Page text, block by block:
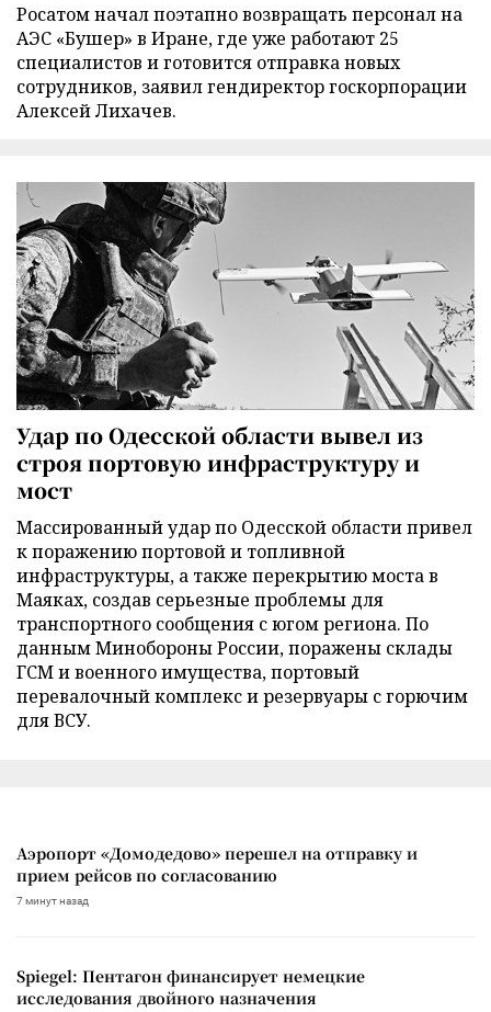
Росатом начал поэтапно возвращать персонал на
АЭС «Бушер» в Иране, где уже работают 25
специалистов и готовится отправка новых
сотрудников, заявил гендиректор госкорпорации
Алексей Лихачев.
Удар по Одесской области вывел из
строя портовую инфраструктуру и
мост
Массированный удар по Одесской области привел
к поражению портовой и топливной
инфраструктуры, а также перекрытию моста в
Маяках, создав серьезные проблемы для
транспортного сообщения с югом региона. По
данным Минобороны России, поражены склады
ГСМ и военного имущества, портовый
перевалочный комплекс и резервуары с горючим
для ВСУ.
Аэропорт «Домодедово» перешел на отправку и
прием рейсов по согласованию
7 минут назад
Spiegel: Пентагон финансирует немецкие
исследования двойного назначения